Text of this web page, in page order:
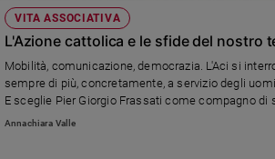
VITA ASSOCIATIVA
L'Azione cattolica e le sfide del nostro
Mobilità, comunicazione, democrazia. L'Aci si
sempre di più, concretamente, a servizio degli
E sceglie Pier Giorgio Frassati come compagno di
triennio. Intervista al presidente nazionale
Annachiara Valle